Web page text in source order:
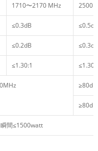
1710〜2170 MHz 2500
≤0.3dB ≤0.5dB
≤0.2dB ≤0.3dB
≤1.30:1
間≤1500watt